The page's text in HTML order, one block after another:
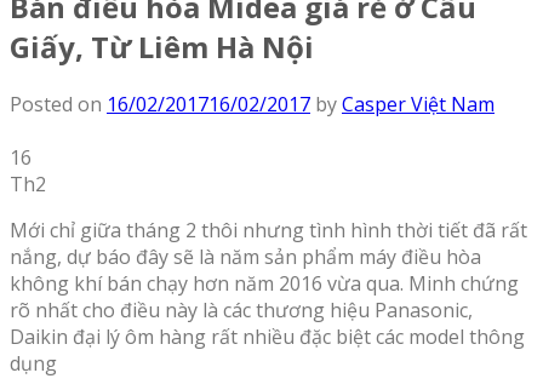
Giấy, Từ Liêm Hà Nội
Posted on 16/02/201716/02/2017 byCasper Việt Nam
16
Th2
Mới chỉ giữa tháng 2 thôi nhưng tình hình thời tiết đã rất
nắng, dự báo đây sẽ là năm sản phẩm máy điều hòa
không khí bán chạy hơn năm 2016 vừa qua. Minh chứng
rõ nhất cho điều này là các thương hiệu Panasonic,
Daikin đại lý ôm hàng rất nhiều đặc biệt các model thông
dụng